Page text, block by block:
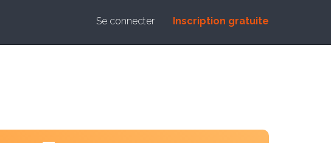
Se connecter Inscription gratuite